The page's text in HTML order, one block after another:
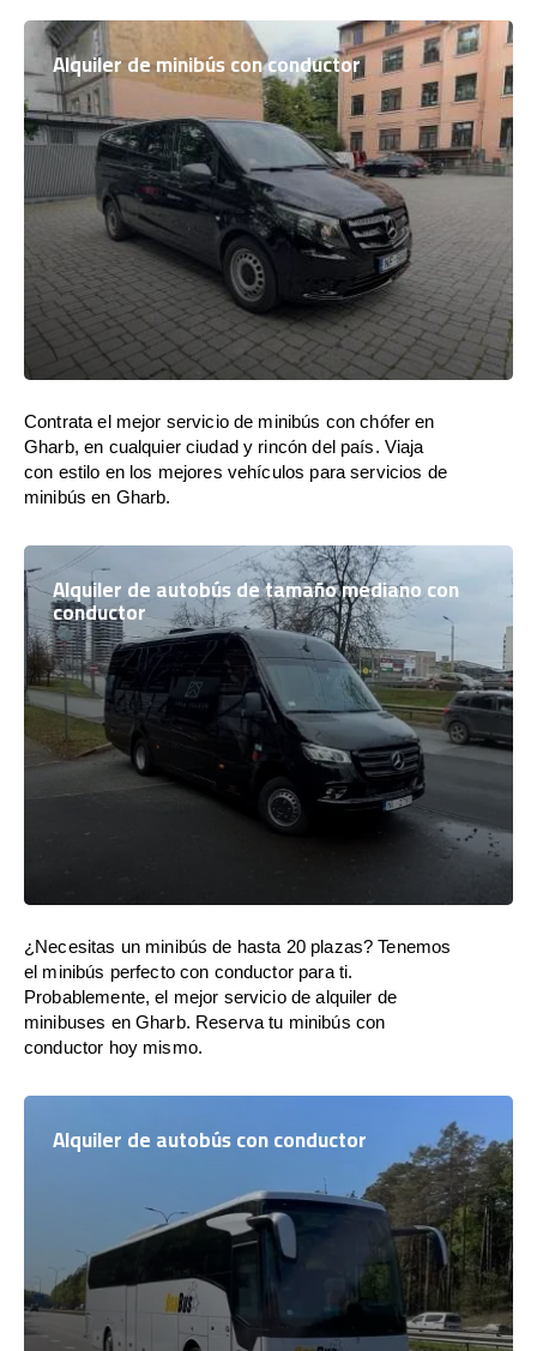
Alquiler de minibús con conductor
Contrata el mejor servicio de minibús con chófer en
Gharb, en cualquier ciudad y rincón del país. Viaja
con estilo en los mejores vehículos para servicios de
minibús en Gharb.
Alquiler de autobús de tamaño mediano con
conductor
¿Necesitas un minibús de hasta 20 plazas? Tenemos
el minibús perfecto con conductor para ti.
Probablemente, el mejor servicio de alquiler de
minibuses en Gharb. Reserva tu minibús con
conductor hoy mismo.
Alquiler de autobús con conductor